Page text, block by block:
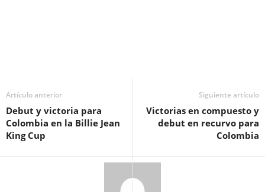
Artículo anterior
Debut y victoria para
Colombia en la Billie Jean
King Cup
Siguiente artículo
Victorias en compuesto y
debut en recurvo para
Colombia